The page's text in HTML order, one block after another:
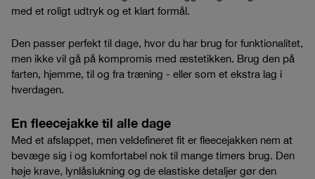
med et roligt udtryk og et klart formål.
Den passer perfekt til dage, hvor du har brug for funktionalitet,
men ikke vil gå på kompromis med æstetikken. Brug den på
farten, hjemme, til og fra træning - eller som et ekstra lag i
hverdagen.
En fleecejakke til alle dage
Med et afslappet, men veldefineret fit er fleecejakken nem at
bevæge sig i og komfortabel nok til mange timers brug. Den
høje krave, lynlåslukning og de elastiske detaljer gør den